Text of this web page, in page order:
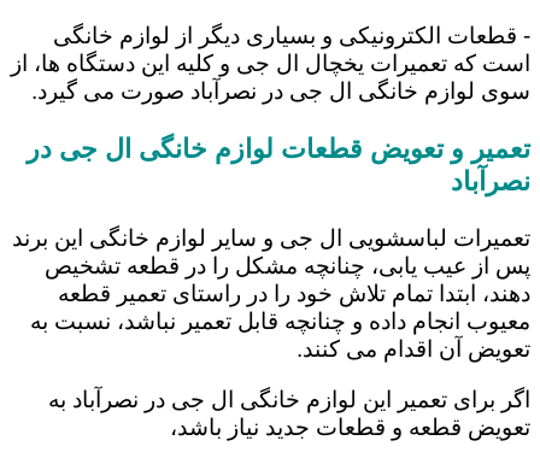
- قطعات الکترونیکی و بسیاری دیگر از لوازم خانگی
است که تعمیرات یخچال ال جی و کلیه این دستگاه ها، از
سوی لوازم خانگی ال جی در نصرآباد صورت می گیرد.
تعمیر و تعویض قطعات لوازم خانگی ال جی در
نصرآباد
تعمیرات لباسشویی ال جی و سایر لوازم خانگی این برند
پس از عیب یابی، چنانچه مشکل را در قطعه تشخیص
دهند، ابتدا تمام تلاش خود را در راستای تعمیر قطعه
معیوب انجام داده و چنانچه قابل تعمیر نباشد، نسبت به
تعویض آن اقدام می کنند.
اگر برای تعمیر این لوازم خانگی ال جی در نصرآباد به
تعویض قطعه و قطعات جدید نیاز باشد،